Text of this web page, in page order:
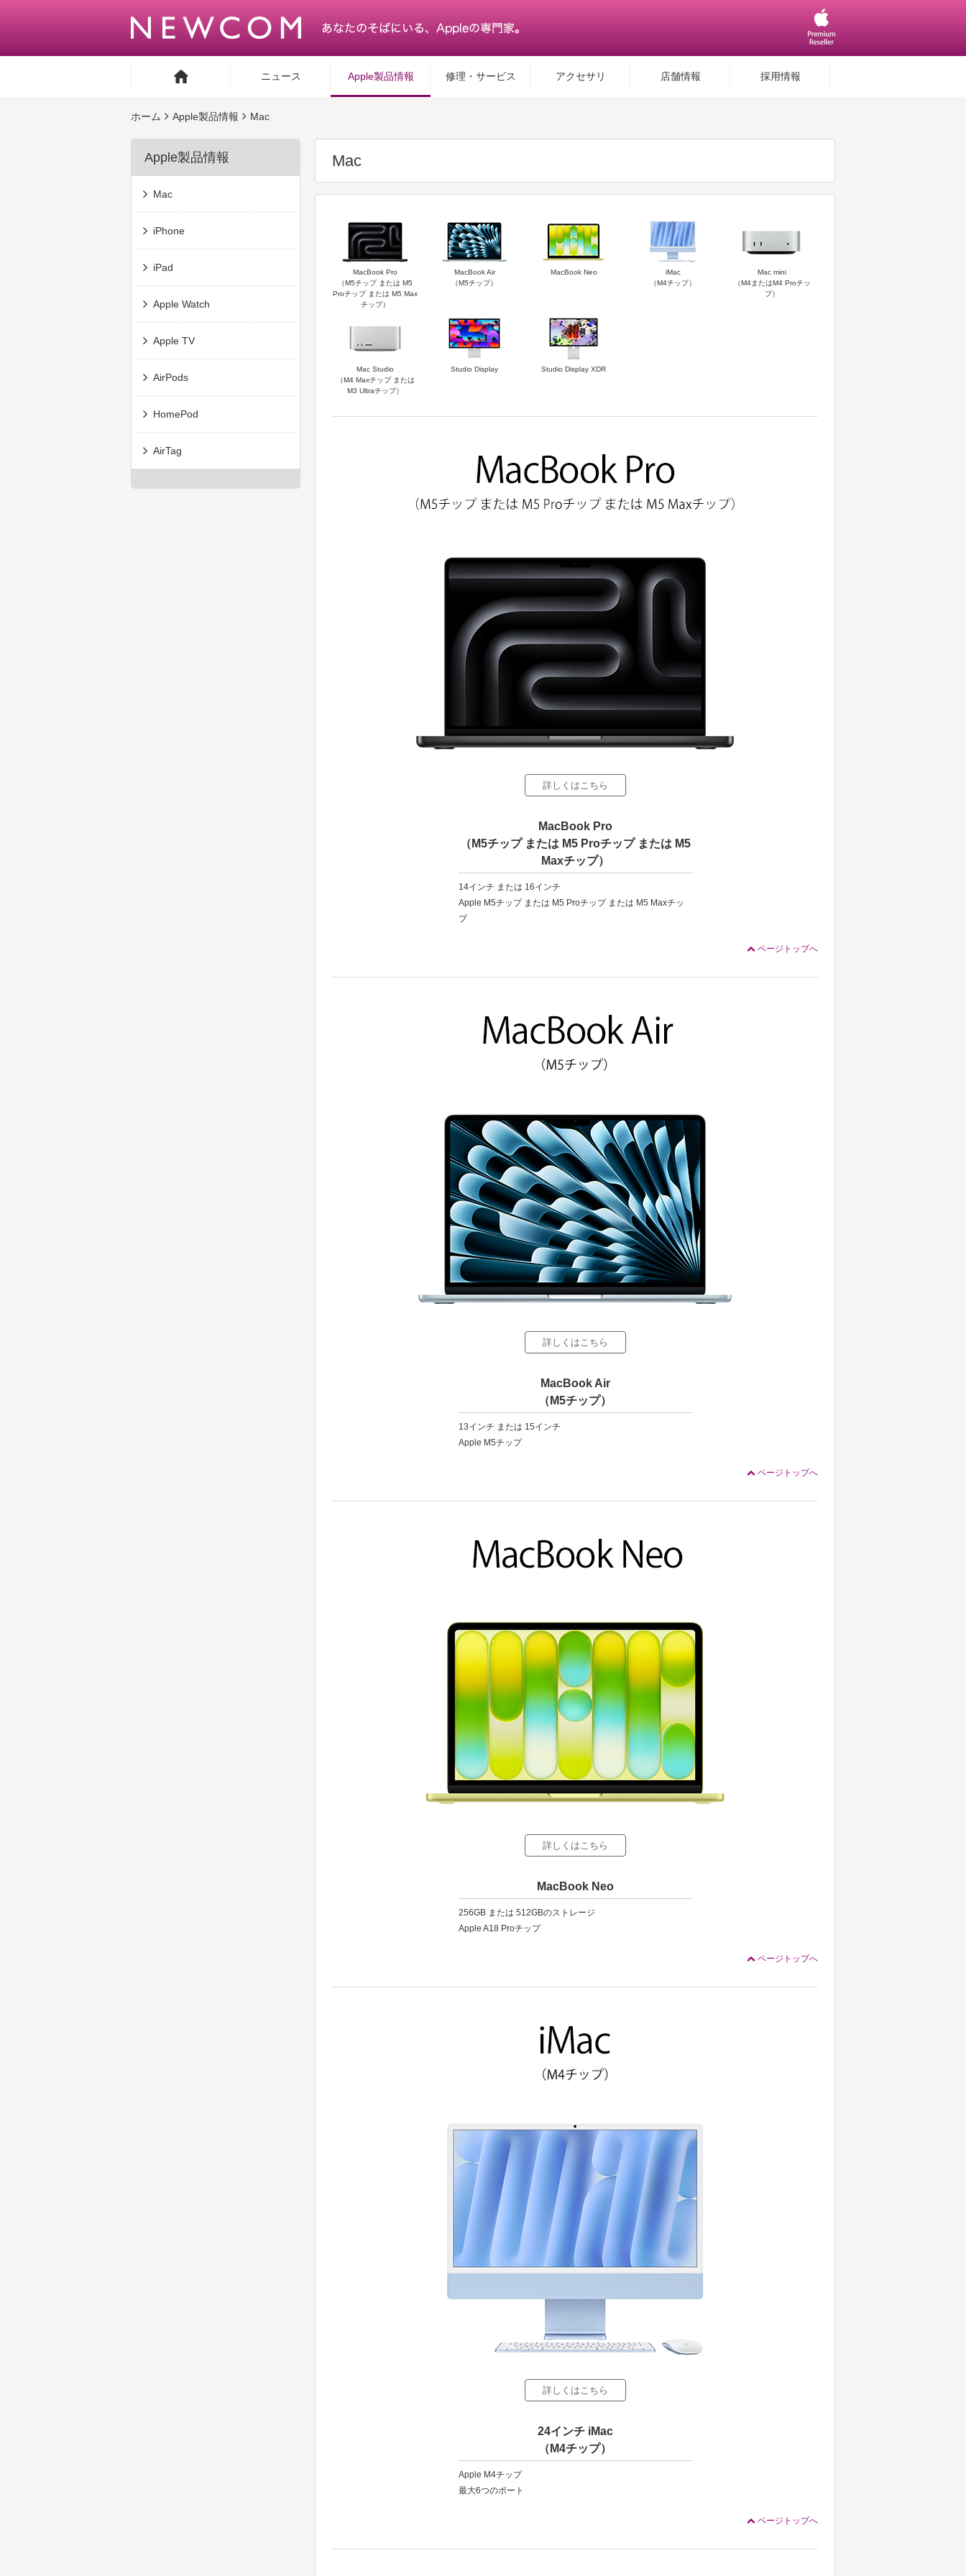
ニュース Apple製品情報 修理・サービス アクセサリ 店舗情報 採用情報
ホーム Apple製品情報 Mac
Mac
MacBook Pro
（M5チップ または M5
Proチップ または M5 Max
チップ）
MacBook Air
（M5チップ）
MacBook Neo
iMac
（M4チップ）
Mac mini
（M4またはM4 Proチッ
プ）
Mac Studio
（M4 Maxチップ または
M3 Ultraチップ）
Studio Display Studio Display XDR
詳しくはこちら
MacBook Pro
（M5チップ または M5 Proチップ または M5
Maxチップ）
14インチ または 16インチ
Apple M5チップ または M5 Proチップ または M5 Maxチッ
プ
ページトップへ
詳しくはこちら
MacBook Air
（M5チップ）
13インチ または 15インチ
Apple M5チップ
ページトップへ
詳しくはこちら
MacBook Neo
256GB または 512GBのストレージ
Apple A18 Proチップ
ページトップへ
詳しくはこちら
24インチ iMac
（M4チップ）
Apple M4チップ
最⼤6つのポート
ページトップへ
Apple製品情報
Mac
iPhone
iPad
Apple Watch
Apple TV
AirPods
HomePod
AirTag